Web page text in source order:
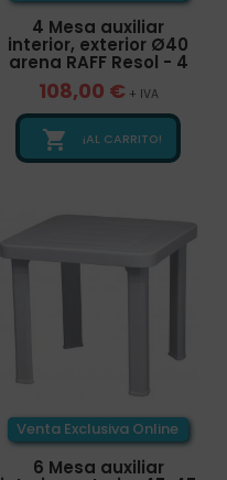
4 Mesa auxiliar
interior, exterior Ø40
arena RAFF Resol - 4
108,00 € + IVA
 ¡AL CARRITO!
Venta Exclusiva Online
6 Mesa auxiliar